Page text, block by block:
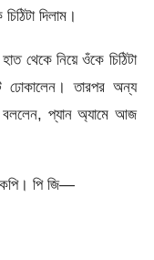
দিলাম।
থেকে নিয়ে ওঁকে চিঠিটা
ঢোকালেন। তারপর অন্য
বললেন, প্যান অ্যামে আজ
কপি। পি জি—